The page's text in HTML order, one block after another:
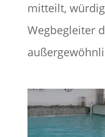
mitteilt,
Wegbegleiter